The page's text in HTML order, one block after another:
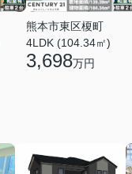
熊本市東区榎町
4LDK (104.34㎡)
3,698万円